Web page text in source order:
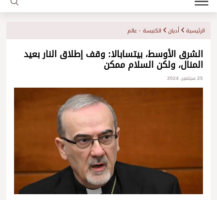
الرئيسية أديان الكنيسة - عالم
الشرق الأوسط، بيتسابالا: وقف إطلاق النار بعيد
المنال، ولكن السلام ممكن
25 سبتمبر، 2024